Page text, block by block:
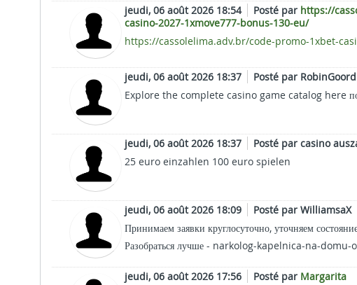
jeudi, 06 août 2026 18:54 Posté par https://
casino-2027-1xmove777-bonus-130-eu/
https://cassolelima.adv.br/code-promo-1xbet-
jeudi, 06 août 2026 18:37
Posté par RobinGoord
Explore the complete casino game catalog here
jeudi, 06 août 2026 18:37
Posté par casino
25 euro einzahlen 100 euro spielen
jeudi, 06 août 2026 18:09
Posté par WilliamsaX
Принимаем заявки круглосуточно, уточняем
Разобраться лучше - narkolog-kapelnica-na-domu-
jeudi, 06 août 2026 17:56 Posté par Margarita